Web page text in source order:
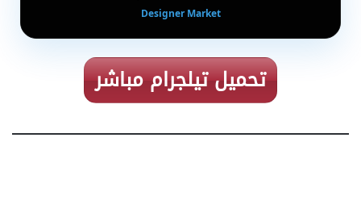
Designer Market
تحميل تيلجرام مباشر